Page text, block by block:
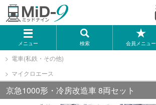
メニュー 検索 会員メニュー
メーカー一覧
TOMIX
KATO
電車(私鉄・その他)
マイクロエース
京急1000形・冷房改造車 8両セット